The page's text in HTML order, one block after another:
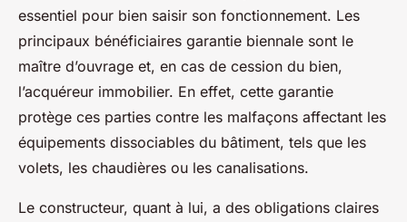
essentiel pour bien saisir son fonctionnement. Les
principaux bénéficiaires garantie biennale sont le
maître d’ouvrage et, en cas de cession du bien,
l’acquéreur immobilier. En effet, cette garantie
protège ces parties contre les malfaçons affectant les
équipements dissociables du bâtiment, tels que les
volets, les chaudières ou les canalisations.
Le constructeur, quant à lui, a des obligations claires